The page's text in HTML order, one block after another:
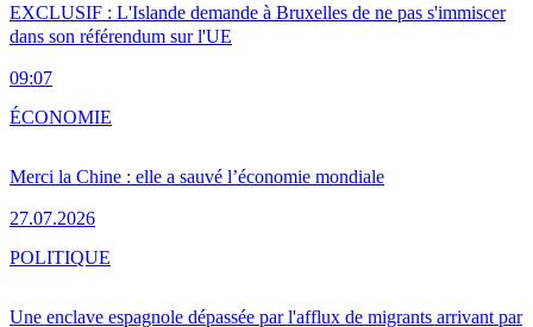
EXCLUSIF : L'Islande demande à Bruxelles de ne pas s'immiscer
dans son référendum sur l'UE
09:07
Merci la Chine : elle a sauvé l’économie mondiale
27.07.2026
ÉCONOMIE
Une enclave espagnole dépassée par l'afflux de migrants arrivant par
POLITIQUE